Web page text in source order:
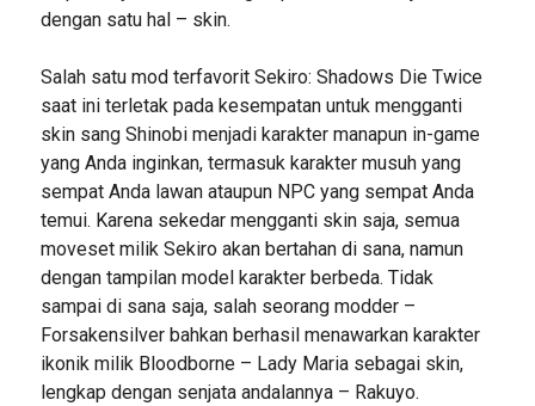
dengan satu hal – skin.
Salah satu mod terfavorit Sekiro: Shadows Die Twice
saat ini terletak pada kesempatan untuk mengganti
skin sang Shinobi menjadi karakter manapun in-game
yang Anda inginkan, termasuk karakter musuh yang
sempat Anda lawan ataupun NPC yang sempat Anda
temui. Karena sekedar mengganti skin saja, semua
moveset milik Sekiro akan bertahan di sana, namun
dengan tampilan model karakter berbeda. Tidak
sampai di sana saja, salah seorang modder –
Forsakensilver bahkan berhasil menawarkan karakter
ikonik milik Bloodborne – Lady Maria sebagai skin,
lengkap dengan senjata andalannya – Rakuyo.